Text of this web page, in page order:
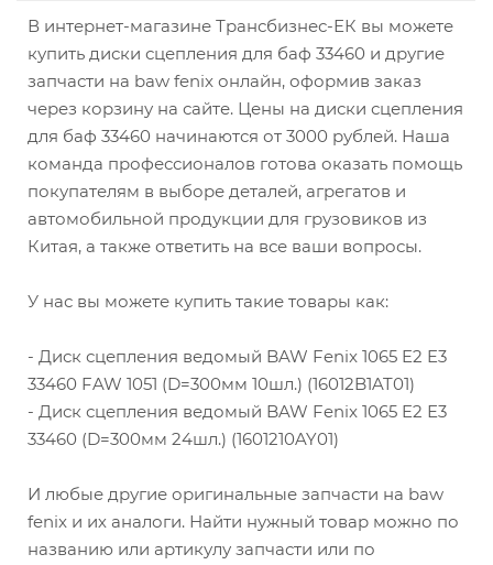
В интернет-магазине Трансбизнес-ЕК вы можете
купить диски сцепления для баф 33460 и другие
запчасти на baw fenix онлайн, оформив заказ
через корзину на сайте. Цены на диски сцепления
для баф 33460 начинаются от 3000 рублей. Наша
команда профессионалов готова оказать помощь
покупателям в выборе деталей, агрегатов и
автомобильной продукции для грузовиков из
Китая, а также ответить на все ваши вопросы.
У нас вы можете купить такие товары как:
- Диск сцепления ведомый BAW Fenix 1065 E2 E3
33460 FAW 1051 (D=300мм 10шл.) (16012B1AT01)
- Диск сцепления ведомый BAW Fenix 1065 E2 Е3
33460 (D=300мм 24шл.) (1601210AY01)
И любые другие оригинальные запчасти на baw
fenix и их аналоги. Найти нужный товар можно по
названию или артикулу запчасти или по